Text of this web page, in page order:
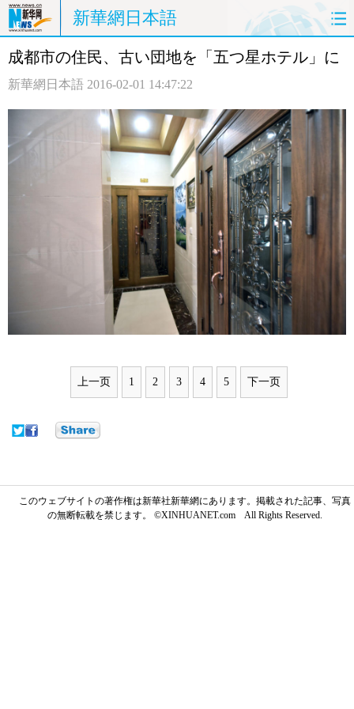
新華網日本語
ホームページ 政治 経済
観光 評論 写真
成都市の住民、古い団地を「五つ星ホテル」に
新華網日本語 2016-02-01 14:47:22
上一页 1 2 3 4 5 下一页
このウェブサイトの著作権は新華社新華網にあります。掲載された記事、写真
の無断転載を禁じます。 ©XINHUANET.com All Rights Reserved.